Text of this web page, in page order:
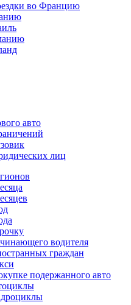
во Францию
авто
лиц
водителя
граждан
подержанного авто